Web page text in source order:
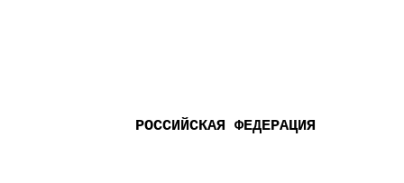
РОССИЙСКАЯ ФЕДЕРАЦИЯ